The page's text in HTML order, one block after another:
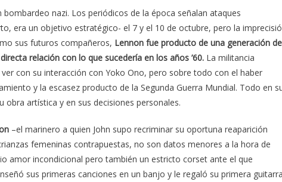
nazi. Los periódicos de la época señalan ataques
era un objetivo estratégico- el 7 y el 10 de octubre, pero la
sus futuros compañeros, Lennon fue producto de una generación de
relación con lo que sucedería en los años ’60. La militancia
con su interacción con Yoko Ono, pero sobre todo con el haber
y la escasez producto de la Segunda Guerra Mundial. Todo en
artística y en sus decisiones personales.
–el marinero a quien John supo recriminar su oportuna reaparición
femeninas contrapuestas, no son datos menores a la hora de
amor incondicional pero también un estricto corset ante el que
sus primeras canciones en un banjo y le regaló su primera guitarra